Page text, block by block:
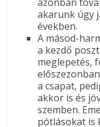
akarunk úgy
években.
A másod-
a kezdő
meglepetés,
a csapat,
akkor is és
szemben.
pótlásokat is